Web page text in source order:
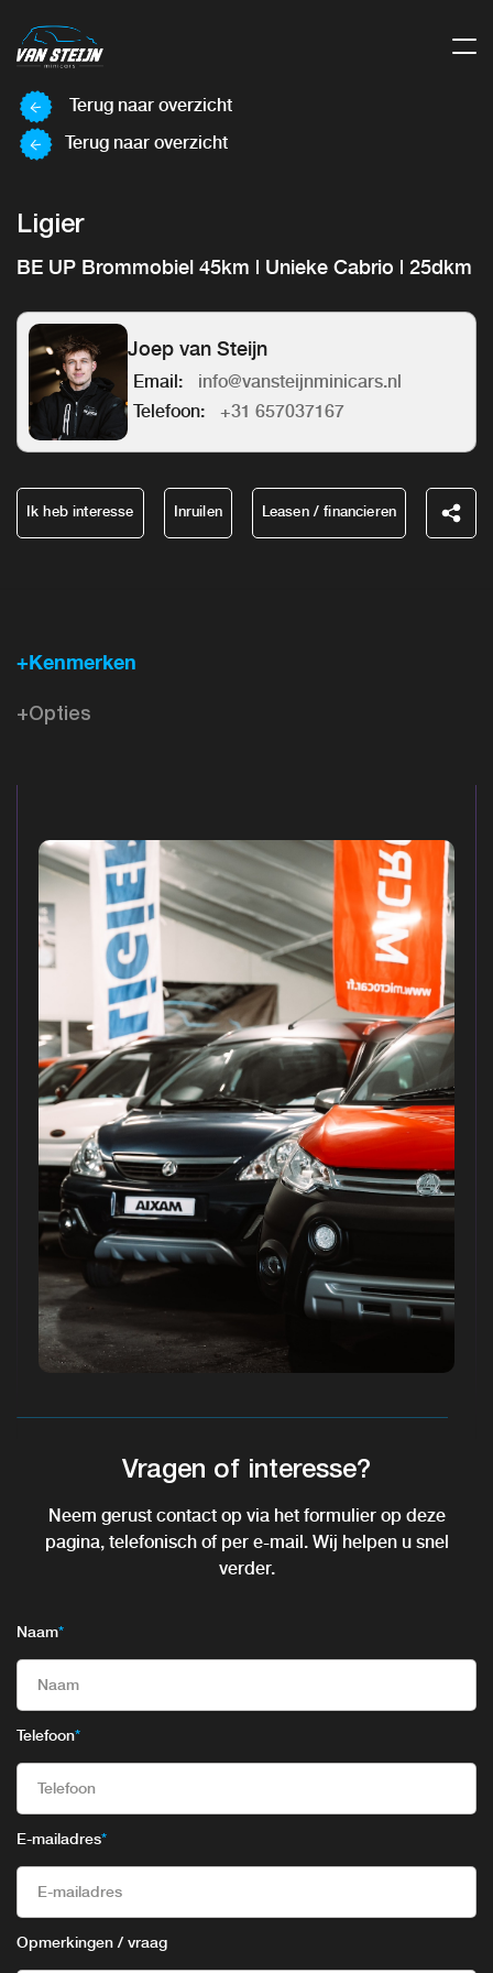
Terug naar overzicht
Terug naar overzicht
Ligier
BE UP Brommobiel 45km | Unieke Cabrio | 25dkm
Joep van Steijn
Email:
info@vansteijnminicars.nl
Telefoon:
+31 657037167
Ik heb interesse Inruilen Leasen / financieren
+Kenmerken
+Opties
Vragen of interesse?
Neem gerust contact op via het formulier op deze
pagina, telefonisch of per e-mail. Wij helpen u snel
verder.
Naam*
Telefoon*
E-mailadres*
Opmerkingen / vraag